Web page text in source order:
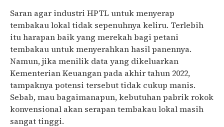
Saran agar industri HPTL untuk menyerap
tembakau lokal tidak sepenuhnya keliru. Terlebih
itu harapan baik yang merekah bagi petani
tembakau untuk menyerahkan hasil panennya.
Namun, jika menilik data yang dikeluarkan
Kementerian Keuangan pada akhir tahun 2022,
tampaknya potensi tersebut tidak cukup manis.
Sebab, mau bagaimanapun, kebutuhan pabrik rokok
konvensional akan serapan tembakau lokal masih
sangat tinggi.